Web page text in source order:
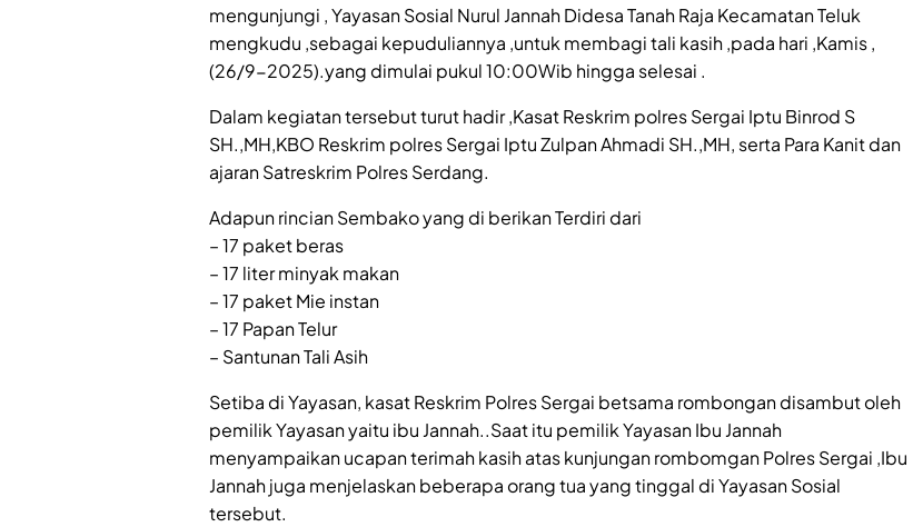
mengunjungi , Yayasan Sosial Nurul Jannah Didesa Tanah Raja Kecamatan Teluk
mengkudu ,sebagai kepuduliannya ,untuk membagi tali kasih ,pada hari ,Kamis ,
(26/9-2025).yang dimulai pukul 10:00Wib hingga selesai .
Dalam kegiatan tersebut turut hadir ,Kasat Reskrim polres Sergai Iptu Binrod S
SH.,MH,KBO Reskrim polres Sergai Iptu Zulpan Ahmadi SH.,MH, serta Para Kanit dan
ajaran Satreskrim Polres Serdang.
Adapun rincian Sembako yang di berikan Terdiri dari
– 17 paket beras
– 17 liter minyak makan
– 17 paket Mie instan
– 17 Papan Telur
– Santunan Tali Asih
Setiba di Yayasan, kasat Reskrim Polres Sergai betsama rombongan disambut oleh
pemilik Yayasan yaitu ibu Jannah..Saat itu pemilik Yayasan Ibu Jannah
menyampaikan ucapan terimah kasih atas kunjungan rombomgan Polres Sergai ,Ibu
Jannah juga menjelaskan beberapa orang tua yang tinggal di Yayasan Sosial
tersebut.